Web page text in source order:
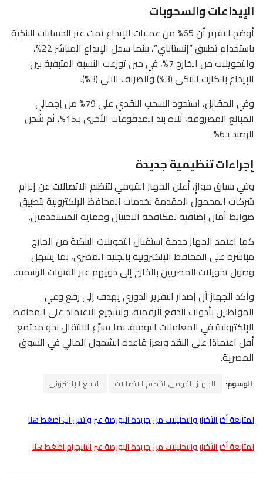
الإيداعات والسحوبات
أوضح التقرير أن 65% من عمليات الإيداع تمت عبر الحسابات البنكية
باستخدام تطبيق “إنستاباي”، بينما سجل الإيداع المباشر 22%،
والتحويلات من الخارج 7%، في حين توزعت النسبة المتبقية بين
الإيداع بالكارت البنكي (3%) والصراف الآلي (3%).
وفي المقابل، استحوذ السحب النقدي على 79% من إجمالي
المبالغ المصروفة، تلاه بند المدفوعات الأخرى بـ15%، ثم شحن
الرصيد بـ6%.
إجراءات تنظيمية جديدة
وفي سياق موازٍ، أعلن الجهاز القومي لتنظيم الاتصالات عن إلزام
شركات المحمول المقدمة لخدمات المحافظ الإلكترونية بتطبيق
ضوابط أمان إضافية لمكافحة الاحتيال وحماية المستخدمين.
كما اعتمد الجهاز خدمة استقبال التحويلات البنكية من الخارج
مباشرة على المحافظ الإلكترونية بالجنيه المصري، بما يسهل
وصول تحويلات المصريين بالخارج إلى ذويهم عبر القنوات الرسمية.
وأكد الجهاز أن إصدار التقرير الدوري يهدف إلى رفع وعي
المواطنين بأدوات الدفع الرقمية، وتشجيع الاعتماد على المحافظ
الإلكترونية في المعاملات اليومية، بما يسرّع الانتقال نحو مجتمع
أقل اعتمادًا على النقد ويعزز قاعدة الشمول المالي في السوق
المصرية.
الوسوم: الجهاز القومى لتنظيم الاتصالات الدفع الإلكترونى
لمتابعة أخر الأخبار والتحليلات من جريدة البورصة عبر واتس اب اضغط هنا
لمتابعة أخر الأخبار والتحليلات من جريدة البورصة عبر التليجرام اضغط هنا